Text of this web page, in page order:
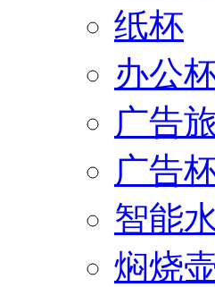
纸杯
办公
广告
广告
智能
焖烧